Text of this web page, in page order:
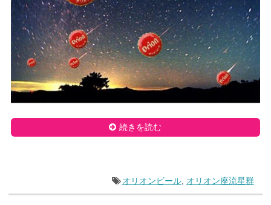
続きを読む
オリオンビール, オリオン座流星群